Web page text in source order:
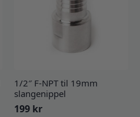
1/2″ F-NPT til 19mm
slangenippel
199 kr